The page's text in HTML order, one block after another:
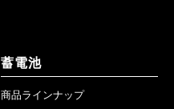
蓄電池
商品ラインナップ